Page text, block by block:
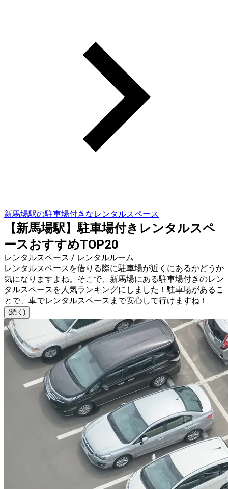
新馬場駅の駐車場付きなレンタルスペース
【新馬場駅】駐車場付きレンタルスペ
ースおすすめTOP20
レンタルスペース / レンタルルーム
レンタルスペースを借りる際に駐車場が近くにあるかどうか
気になりますよね。そこで、新馬場にある駐車場付きのレン
タルスペースを人気ランキングにしました！駐車場があるこ
とで、車でレンタルスペースまで安心して行けますね！
(続く)